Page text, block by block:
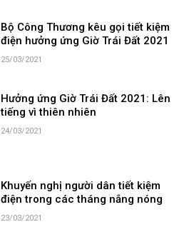
Bộ Công Thương kêu gọi tiết kiệm
điện hưởng ứng Giờ Trái Đất 2021
25/03/2021
Hưởng ứng Giờ Trái Đất 2021: Lên
tiếng vì thiên nhiên
24/03/2021
Khuyến nghị người dân tiết kiệm
điện trong các tháng nắng nóng
23/03/2021